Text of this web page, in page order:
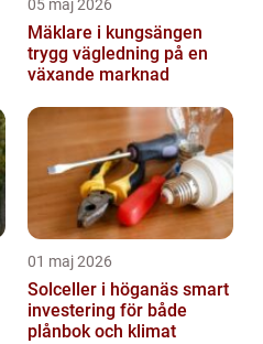
05 maj 2026
Mäklare i kungsängen
trygg vägledning på en
växande marknad
01 maj 2026
Solceller i höganäs smart
investering för både
plånbok och klimat